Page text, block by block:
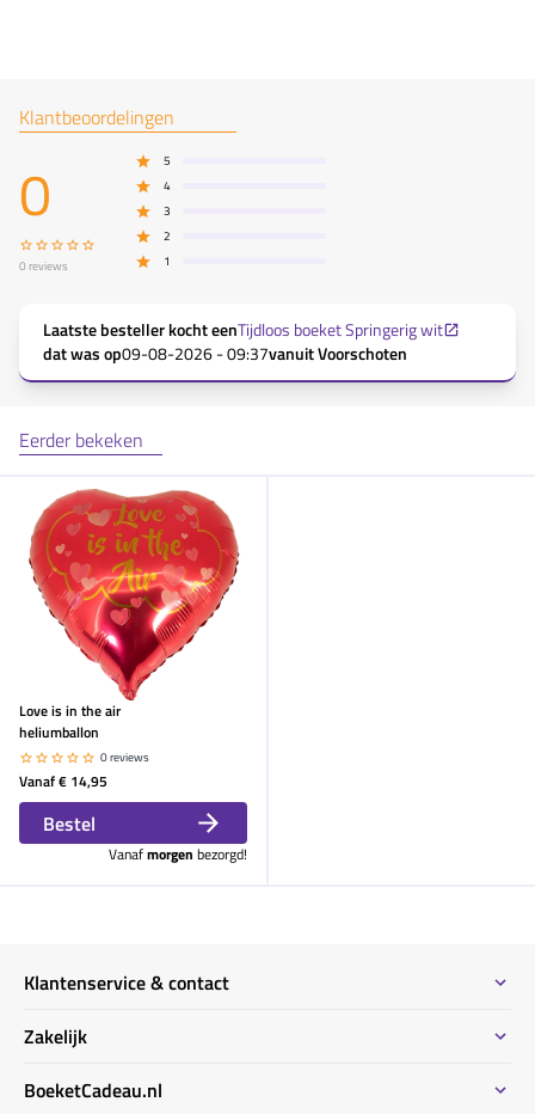
Klantbeoordelingen
0
0 reviews
5
4
3
2
1
Laatste besteller kocht eenTijdloos boeket Springerig wit
dat was op09-08-2026 - 09:37vanuitVoorschoten
Eerder bekeken
Love is in the air
heliumballon
0 reviews
Vanaf€ 14,95
Bestel
Vanafmorgen bezorgd!
Klantenservice & contact
Contact
Bestellen & Betalen
Zakelijk
Bestel informatie zakelijk
BoeketCadeau.nl